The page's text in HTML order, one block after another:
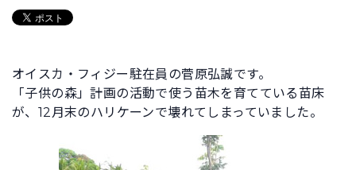
オイスカ・フィジー駐在員の菅原弘誠です。
「子供の森」計画の活動で使う苗木を育てている苗床
が、12月末のハリケーンで壊れてしまっていました。